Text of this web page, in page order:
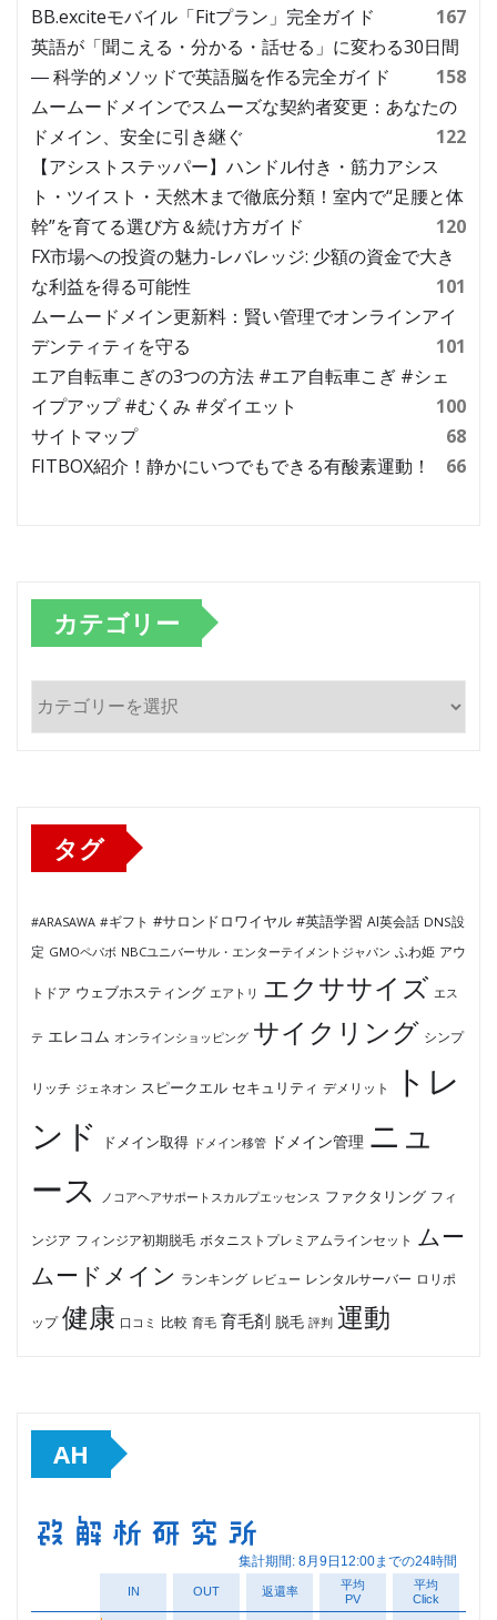
BB.exciteモバイル「Fitプラン」完全ガイド
167
英語が「聞こえる・分かる・話せる」に変わる30日間
― 科学的メソッドで英語脳を作る完全ガイド
158
ムームードメインでスムーズな契約者変更：あなたの
ドメイン、安全に引き継ぐ
122
【アシストステッパー】ハンドル付き・筋力アシス
ト・ツイスト・天然木まで徹底分類！室内で“足腰と体
幹”を育てる選び方＆続け方ガイド
120
FX市場への投資の魅力-レバレッジ: 少額の資金で大き
な利益を得る可能性
101
ムームードメイン更新料：賢い管理でオンラインアイ
デンティティを守る
101
エア自転車こぎの3つの方法 #エア自転車こぎ #シェ
イプアップ #むくみ #ダイエット
100
サイトマップ
68
FITBOX紹介！静かにいつでもできる有酸素運動！
66
カテゴリー
カ
テ
タグ
#ARASAWA #ギフト #サロンドロワイヤル #英語学習 AI英会話 DNS設
定 GMOペパボ NBCユニバーサル・エンターテイメントジャパン ふわ姫 アウ
トドア ウェブホスティング エアトリ エクササイズ エス
テ エレコム オンラインショッピング サイクリング シンプ
リッチ ジェネオン スピークエル セキュリティ デメリット
トレ
ンド
ドメイン取得 ドメイン移管 ドメイン管理 ニュ
ース
ノコアヘアサポートスカルプエッセンス ファクタリング フィ
ンジア フィンジア初期脱毛 ボタニストプレミアムラインセット
ムー
ムードメイン ランキング レビュー レンタルサーバー ロリポ
ップ 健康 口コミ 比較 育毛 育毛剤 脱毛 評判 運動
AH